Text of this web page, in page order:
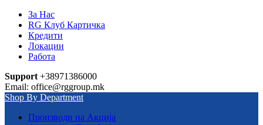
За Нас
RG Клуб Картичка
Кредити
Локации
Работа
Support +38971386000
Email: office@rggroup.mk
Shop By Department
Производи на Акција